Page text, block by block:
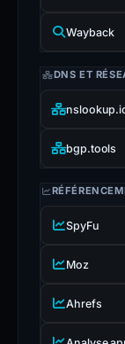
Wayback
DNS ET
bgp.tools
SpyFu
Moz
Ahrefs